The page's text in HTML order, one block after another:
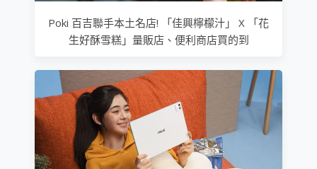
Poki 百吉聯手本土名店! 「佳興檸檬汁」 X 「花
生好酥雪糕」量販店、便利商店買的到